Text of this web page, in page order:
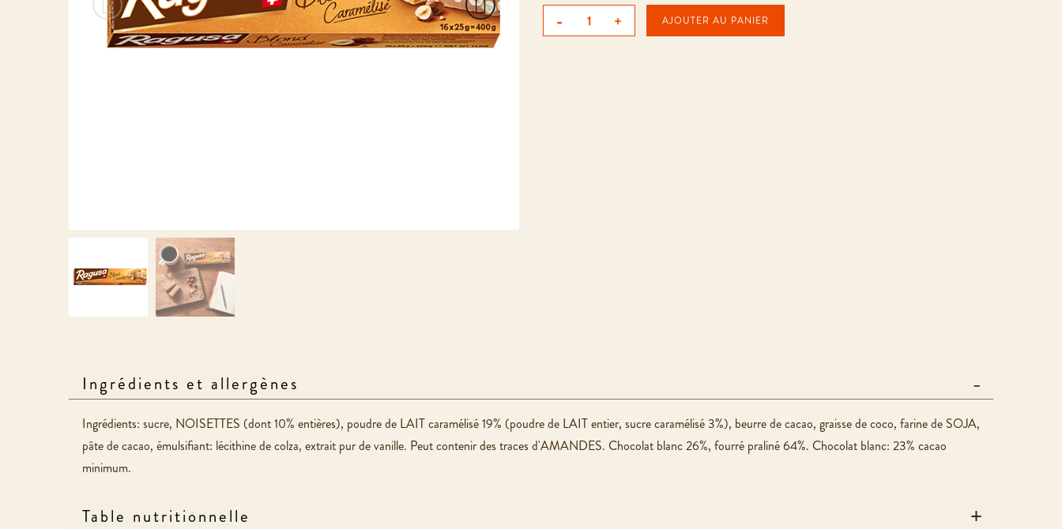
- + AJOUTER AU PANIER
Ingrédients et allergènes
Ingrédients: sucre, NOISETTES (dont 10% entières), poudre de LAIT caramélisé 19% (poudre de LAIT entier, sucre caramélisé 3%), beurre de cacao, graisse de coco, farine de SOJA,
pâte de cacao, émulsifiant: lécithine de colza, extrait pur de vanille. Peut contenir des traces d'AMANDES. Chocolat blanc 26%, fourré praliné 64%. Chocolat blanc: 23% cacao
minimum.
Table nutritionnelle